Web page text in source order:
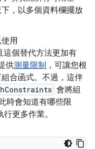
，以多個資料欄擺放
使用
這個替代方法更加有
供測量限制 ，可讓您根
合函式。不過，這伴
會將組
時會知道有哪些限
更多作業。